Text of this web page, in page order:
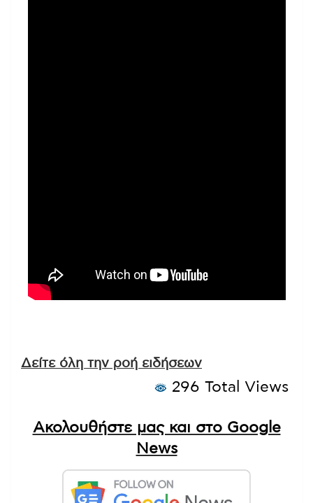
Δείτε όλη την ροή ειδήσεων
296 Total Views
Ακολουθήστε μας και στο Google
News